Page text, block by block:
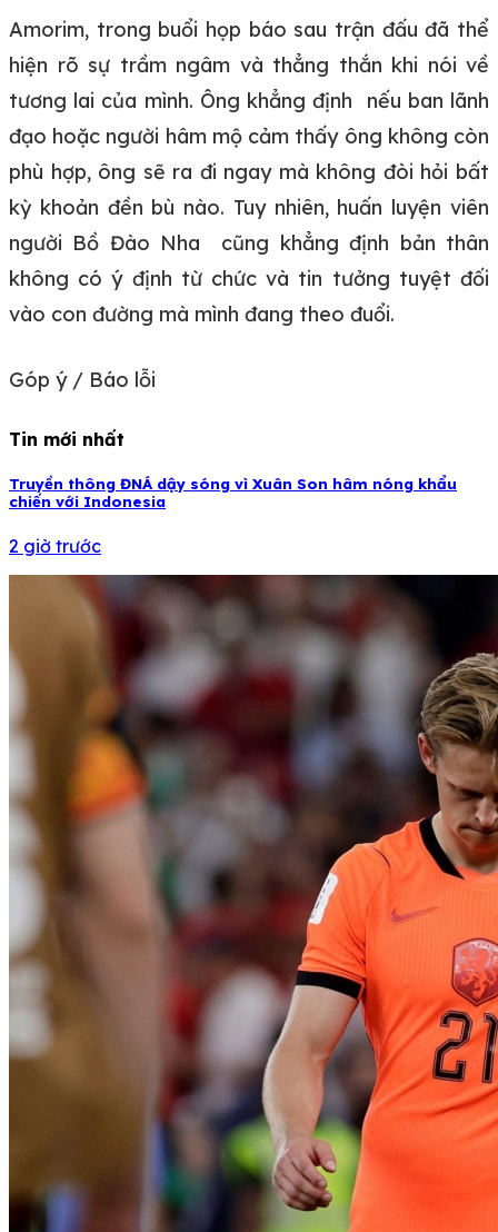
Amorim, trong buổi họp báo sau trận đấu đã thể
hiện rõ sự trầm ngâm và thẳng thắn khi nói về
tương lai của mình. Ông khẳng định nếu ban lãnh
đạo hoặc người hâm mộ cảm thấy ông không còn
phù hợp, ông sẽ ra đi ngay mà không đòi hỏi bất
kỳ khoản đền bù nào. Tuy nhiên, huấn luyện viên
người Bồ Đào Nha cũng khẳng định bản thân
không có ý định từ chức và tin tưởng tuyệt đối
vào con đường mà mình đang theo đuổi.
Góp ý / Báo lỗi
Tin mới nhất
Truyền thông ĐNÁ dậy sóng vì Xuân Son hâm nóng khẩu
chiến với Indonesia
2 giờ trước